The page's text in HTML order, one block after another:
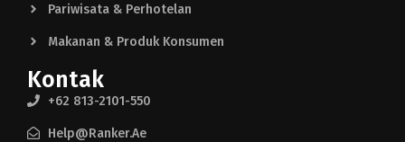
Pariwisata & Perhotelan
Makanan & Produk Konsumen
Kontak
+62 813-2101-550
Help@ranker.ae